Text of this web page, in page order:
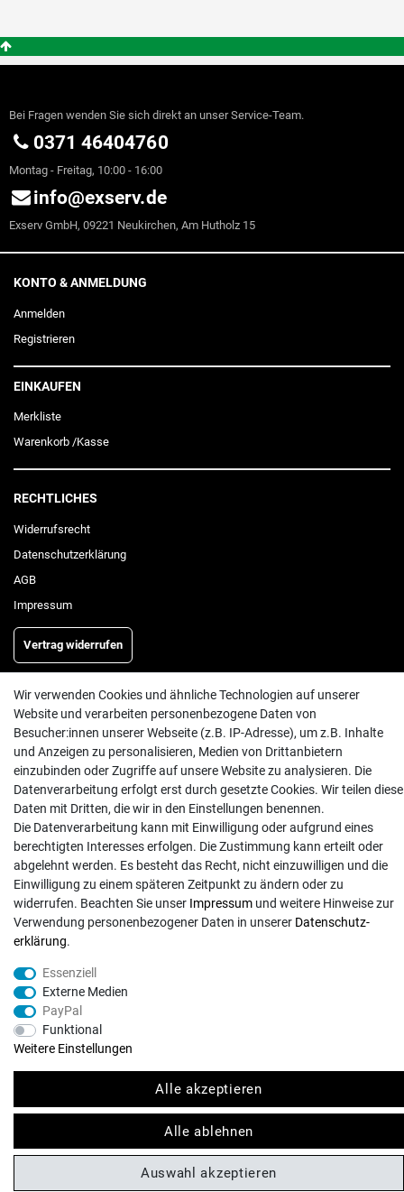
Bei Fragen wenden Sie sich direkt an unser Service-Team.
0371 46404760
Montag - Freitag, 10:00 - 16:00
info@exserv.de
Exserv GmbH, 09221 Neukirchen, Am Hutholz 15
KONTO & ANMELDUNG
Anmelden
Registrieren
EINKAUFEN
Merkliste
Warenkorb /Kasse
RECHTLICHES
Widerrufs­recht
Daten­schutz­erklärung
AGB
Impressum
Vertrag widerrufen
INFORMATIONEN
Batterieentsorgung
Hilfe
Versand
Zahlungsarten
Kontakt
© Copyright 2026 | Alle Rechte vorbehalten. - Exserv | Realisation
Wir verwenden Cookies und ähnliche Technologien auf unserer
Website und verarbeiten personenbezogene Daten von
Besucher:innen unserer Webseite (z.B. IP-Adresse), um z.B. Inhalte
und Anzeigen zu personalisieren, Medien von Drittanbietern
einzubinden oder Zugriffe auf unsere Website zu analysieren. Die
Datenverarbeitung erfolgt erst durch gesetzte Cookies. Wir teilen diese
Daten mit Dritten, die wir in den Einstellungen benennen.
Die Datenverarbeitung kann mit Einwilligung oder aufgrund eines
berechtigten Interesses erfolgen. Die Zustimmung kann erteilt oder
abgelehnt werden. Es besteht das Recht, nicht einzuwilligen und die
Einwilligung zu einem späteren Zeitpunkt zu ändern oder zu
widerrufen. Beachten Sie unser Impressum und weitere Hinweise zur
Verwendung personenbezogener Daten in unserer Daten­schutz­
erklärung.
Essenziell
Externe Medien
PayPal
Funktional
Weitere Einstellungen
Alle akzeptieren
Alle ablehnen
Auswahl akzeptieren